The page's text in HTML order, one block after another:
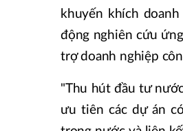
khuyến khích
động nghiên cứu
trợ doanh nghiệp
"Thu hút đầu tư
ưu tiên các dự án